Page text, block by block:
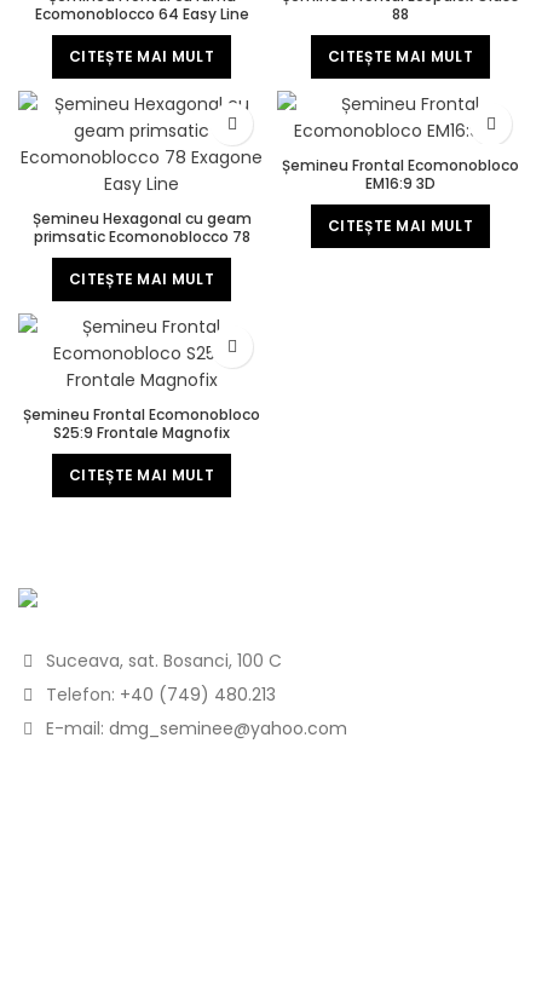
Ecomonoblocco 64 Easy Line
CITEȘTE MAI MULT
88
CITEȘTE MAI MULT
Șemineu Hexagonal cu geam
primsatic Ecomonoblocco 78
Exagone Easy Line
CITEȘTE MAI MULT
Șemineu Frontal Ecomonobloco
EM16:9 3D
CITEȘTE MAI MULT
Șemineu Frontal Ecomonobloco
S25:9 Frontale Magnofix
CITEȘTE MAI MULT
Suceava, sat. Bosanci, 100 C
Telefon: +40 (749) 480.213
E-mail: dmg_seminee@yahoo.com